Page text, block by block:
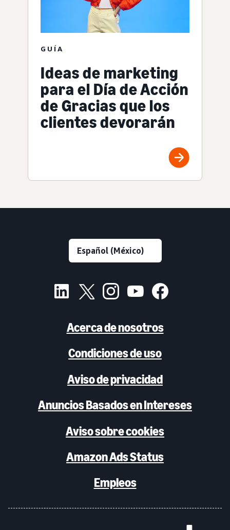
GUÍA
Ideas de marketing
para el Día de Acción
de Gracias que los
clientes devorarán
Acerca de nosotros
Condiciones de uso
Aviso de privacidad
Anuncios Basados en Intereses
Aviso sobre cookies
Amazon Ads Status
Empleos